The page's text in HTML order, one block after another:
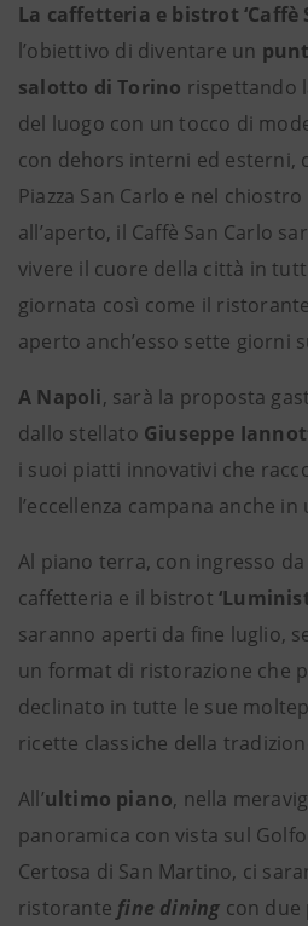
La caffetteria e bistrot ‘Caffè
l’obiettivo di diventare un
salotto di Torino rispettando
del luogo con un tocco di
con dehors interni ed esterni,
Piazza San Carlo e nel
all’aperto, il Caffè San Carlo
vivere il cuore della città in
giornata così come il ristorante
aperto anch’esso sette giorni
A Napoli, sarà la proposta
dallo stellato Giuseppe
i suoi piatti innovativi che
l’eccellenza campana anche
Al piano terra, con ingresso da
caffetteria e il bistrot
saranno aperti da fine luglio,
un format di ristorazione che
declinato in tutte le sue
ricette classiche della
All’ultimo piano, nella
panoramica con vista sul
Certosa di San Martino, ci
ristorante fine dining con due